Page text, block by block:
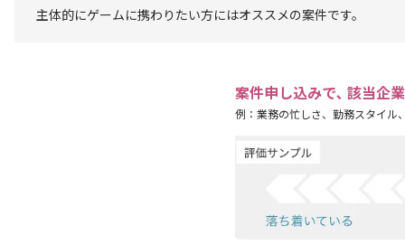
主体的にゲームに携わりたい方にはオススメの案件です。
案件申し込みで､ 該当企
例：業務の忙しさ、勤務スタイル